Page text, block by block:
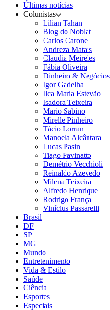
Últimas notícias
Colunistas
Lilian Tahan
Blog do Noblat
Carlos Carone
Andreza Matais
Claudia Meireles
Fábia Oliveira
Dinheiro & Negócios
Igor Gadelha
Ilca Maria Estevão
Isadora Teixeira
Mario Sabino
Mirelle Pinheiro
Tácio Lorran
Manoela Alcântara
Lucas Pasin
Tiago Pavinatto
Demétrio Vecchioli
Reinaldo Azevedo
Milena Teixeira
Alfredo Henrique
Rodrigo França
Vinícius Passarelli
Brasil
DF
SP
MG
Mundo
Entretenimento
Vida & Estilo
Saúde
Ciência
Esportes
Especiais